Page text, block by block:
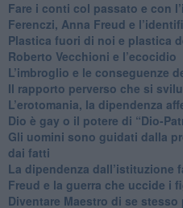
​Fare i conti col passato e con
​Ferenczi, Anna Freud e
Plastica fuori di noi e plastica
​Roberto Vecchioni e l’ecocidio
​L’imbroglio e le conseguenze
​Il rapporto perverso che si
L’erotomania, la dipendenza
​Dio è gay o il potere di “Dio-
​Gli uomini sono guidati dalla
dai fatti
La dipendenza dall’istituzione
​Freud e la guerra che uccide i
​Diventare Maestro di se